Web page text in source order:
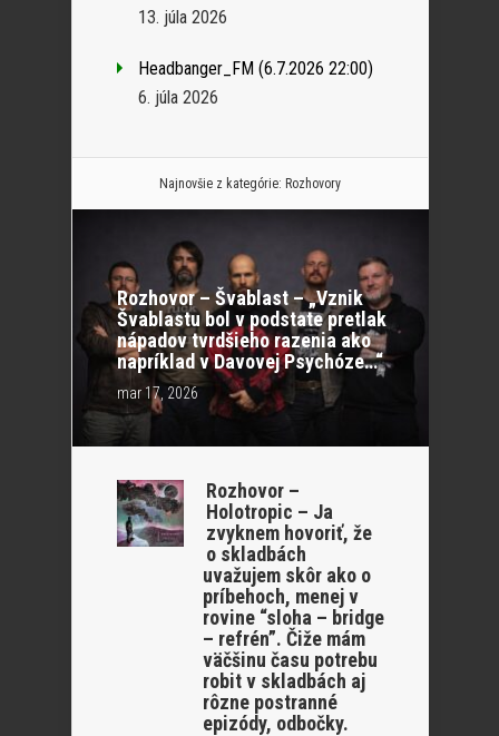
13. júla 2026
Headbanger_FM (6.7.2026 22:00)
6. júla 2026
Najnovšie z kategórie: Rozhovory
Rozhovor – Švablast – „Vznik
Švablastu bol v podstate pretlak
nápadov tvrdšieho razenia ako
napríklad v Davovej Psychóze…“
mar 17, 2026
Rozhovor –
Holotropic – Ja
zvyknem hovoriť, že
o skladbách
uvažujem skôr ako o
príbehoch, menej v
rovine “sloha – bridge
– refrén”. Čiže mám
väčšinu času potrebu
robit v skladbách aj
rôzne postranné
epizódy, odbočky.